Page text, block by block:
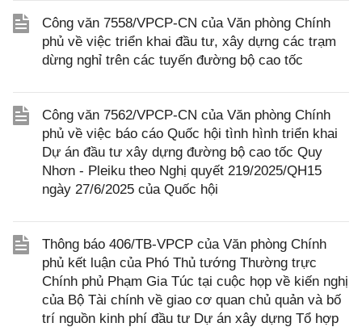
Công văn 7558/VPCP-CN của Văn phòng Chính
phủ về việc triển khai đầu tư, xây dựng các trạm
dừng nghỉ trên các tuyến đường bộ cao tốc
Công văn 7562/VPCP-CN của Văn phòng Chính
phủ về việc báo cáo Quốc hội tình hình triển khai
Dự án đầu tư xây dựng đường bộ cao tốc Quy
Nhơn - Pleiku theo Nghị quyết 219/2025/QH15
ngày 27/6/2025 của Quốc hội
Thông báo 406/TB-VPCP của Văn phòng Chính
phủ kết luận của Phó Thủ tướng Thường trực
Chính phủ Phạm Gia Túc tại cuộc họp về kiến nghị
của Bộ Tài chính về giao cơ quan chủ quản và bố
trí nguồn kinh phí đầu tư Dự án xây dựng Tổ hợp